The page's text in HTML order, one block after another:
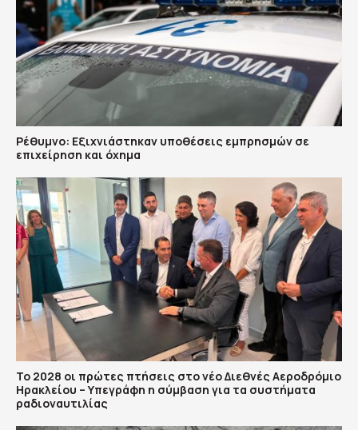
Ρέθυμνο: Εξιχνιάστηκαν υποθέσεις εμπρησμών σε
επιχείρηση και όχημα
Το 2028 οι πρώτες πτήσεις στο νέο Διεθνές Αεροδρόμιο
Ηρακλείου – Υπεγράφη η σύμβαση για τα συστήματα
ραδιοναυτιλίας